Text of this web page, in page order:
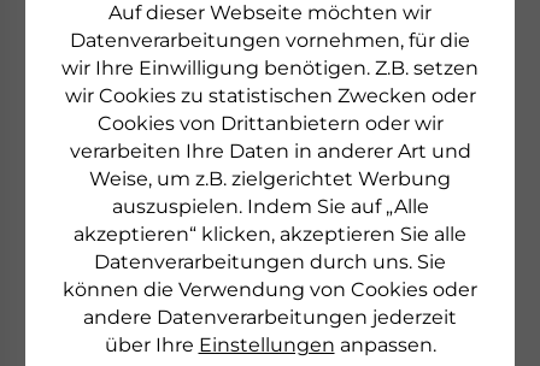
Auf dieser Webseite möchten wir
Datenverarbeitungen vornehmen, für die
wir Ihre Einwilligung benötigen. Z.B. setzen
wir Cookies zu statistischen Zwecken oder
Cookies von Drittanbietern oder wir
verarbeiten Ihre Daten in anderer Art und
Weise, um z.B. zielgerichtet Werbung
auszuspielen. Indem Sie auf „Alle
akzeptieren“ klicken, akzeptieren Sie alle
Datenverarbeitungen durch uns. Sie
können die Verwendung von Cookies oder
andere Datenverarbeitungen jederzeit
über Ihre Einstellungen anpassen.
GEHWOL
BALANCE BEIN- & FUSSLOTION
Regeneriert und pflegt gestresste Haut
€ 18,90
75 ml
€ 252,00 pro 1 l
sofort lieferbar